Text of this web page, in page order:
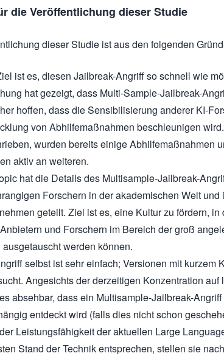
die Veröffentlichung dieser Studie
dieser Studie ist aus den folgenden
ist es, diesen Jailbreak-Angriff so schnell wie
hat gezeigt, dass Multi-Sample-Jailbreak-
hoffen, dass die Sensibilisierung anderer KI-
von Abhilfemaßnahmen beschleunigen
wurden bereits einige Abhilfemaßnahmen
aktiv an weiteren.
hat die Details des Multisample-Jailbreak-
Forschern in der akademischen Welt und
geteilt. Ziel ist es, eine Kultur zu fördern,
und Forschern im Bereich der groß
ausgetauscht werden können.
selbst ist sehr einfach; Versionen mit kurzem
Angesichts der derzeitigen Konzentration
absehbar, dass ein Multisample-Jailbreak-
entdeckt wird (falls dies nicht schon
Leistungsfähigkeit der aktuellen Large
Stand der Technik entsprechen, stellen sie